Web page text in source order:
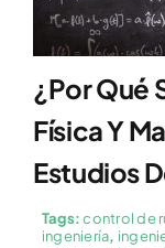
¿Por Qué
Física Y
Estudios
Tags:control de
ingeniería,